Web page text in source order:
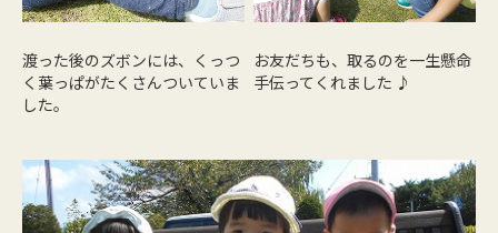
渡った後のズボンには、くっつ
く葉っぱがたくさんついていま
した。
お友だちも、取るのを一生懸命
手伝ってくれました ♪